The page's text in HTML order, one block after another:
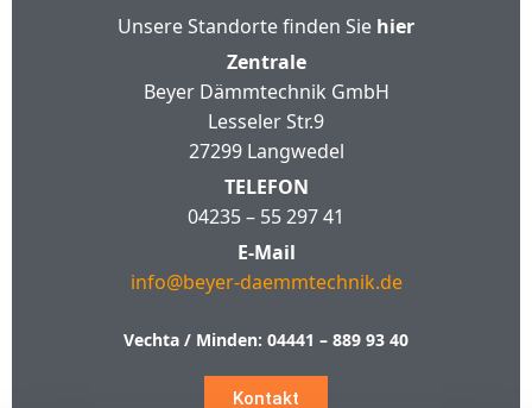
Unsere Standorte finden Sie hier
Zentrale
Beyer Dämmtechnik GmbH
Lesseler Str.9
27299 Langwedel
TELEFON
04235 – 55 297 41
E-Mail
info@beyer-daemmtechnik.de
Vechta / Minden: 04441 – 889 93 40
Kontakt